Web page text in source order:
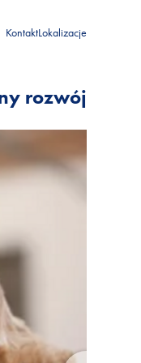
KontaktLokalizacje
rozwój